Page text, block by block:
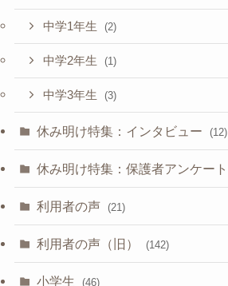
中学1年生 (2)
中学2年生 (1)
中学3年生 (3)
休み明け特集：インタビュー (12)
休み明け特集：保護者アンケート
利用者の声 (21)
利用者の声（旧） (142)
小学生 (46)